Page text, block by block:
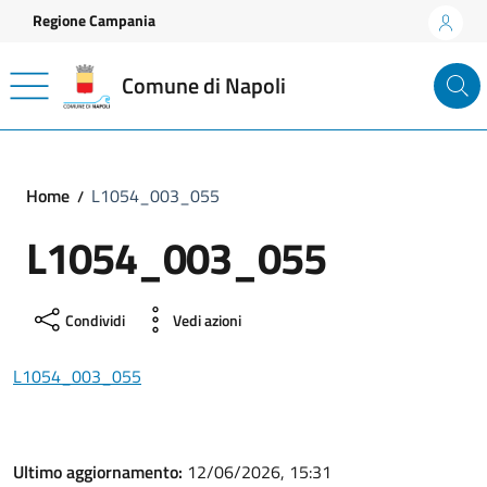
Vai ai contenuti
Vai al footer
Regione Campania
Comune di Napoli
Home L1054_003_055
L1054_003_055
Condividi Vedi azioni
L1054_003_055
Ultimo aggiornamento: 12/06/2026, 15:31